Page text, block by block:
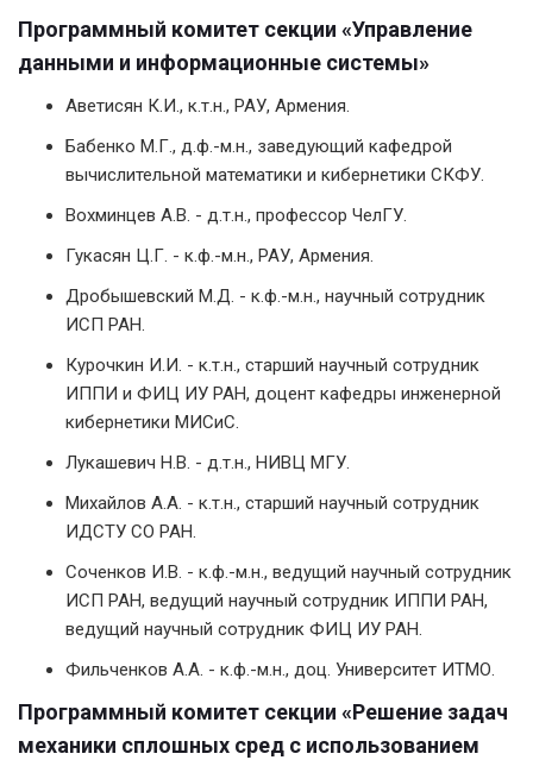
Программный комитет секции «Управление
данными и информационные системы»
Аветисян К.И., к.т.н., РАУ, Армения.
Бабенко М.Г., д.ф.-м.н., заведующий кафедрой
вычислительной математики и кибернетики СКФУ.
Вохминцев А.В. - д.т.н., профессор ЧелГУ.
Гукасян Ц.Г. - к.ф.-м.н., РАУ, Армения.
Дробышевский М.Д. - к.ф.-м.н., научный сотрудник
ИСП РАН.
Курочкин И.И. - к.т.н., старший научный сотрудник
ИППИ и ФИЦ ИУ РАН, доцент кафедры инженерной
кибернетики МИСиС.
Лукашевич Н.В. - д.т.н., НИВЦ МГУ.
Михайлов А.А. - к.т.н., старший научный сотрудник
ИДСТУ СО РАН.
Соченков И.В. - к.ф.-м.н., ведущий научный сотрудник
ИСП РАН, ведущий научный сотрудник ИППИ РАН,
ведущий научный сотрудник ФИЦ ИУ РАН.
Фильченков А.А. - к.ф.-м.н., доц. Университет ИТМО.
Программный комитет секции «Решение задач
механики сплошных сред с использованием